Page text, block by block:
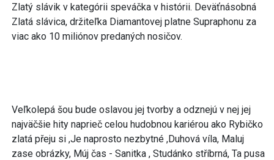
Zlatý slávik v kategórii speváčka v histórii. Deväťnásobná
Zlatá slávica, držiteľka Diamantovej platne Supraphonu za
viac ako 10 miliónov predaných nosičov.
Veľkolepá šou bude oslavou jej tvorby a odznejú v nej jej
najväčšie hity naprieč celou hudobnou kariérou ako Rybičko
zlatá přeju si ,Je naprosto nezbytné ,Duhová víla, Maluj
zase obrázky, Múj čas - Sanitka , Studánko stříbrná, Ta pusa